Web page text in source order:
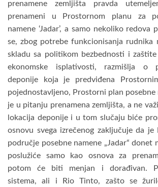
prenamene zemljišta pravda
prenameni u Prostornom planu za
namene ‘Jadar’, a samo nekoliko redova
se, zbog potrebe funkcionisanja rudnika
skladu sa politikom bezbednosti i
ekonomske isplativosti, razmišlja o
deponije koja je predviđena
pojednostavljeno, Prostorni plan posebne
je u pitanju prenamena zemljišta, a ne
lokacija deponije i u tom slučaju biće
osnovu svega izrečenog zaključuje da je
područje posebne namene „Jadar“ donet
poslužiće samo kao osnova za
potom će biti menjan i dorađivan.
sistema, ali i Rio Tinto, zašto se